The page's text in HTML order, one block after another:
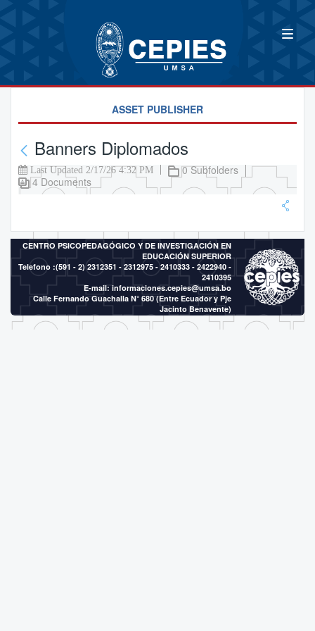
ASSET PUBLISHER
Banners Diplomados
Last Updated 2/17/26 4:32 PM
0 Subfolders
4 Documents
CENTRO PSICOPEDAGÓGICO Y DE INVESTIGACIÓN EN
EDUCACIÓN SUPERIOR
Telefono :(591 - 2) 2312351 - 2312975 - 2410333 - 2422940 -
2410395
E-mail: informaciones.cepies@umsa.bo
Calle Fernando Guachalla N° 680 (Entre Ecuador y Pje
Jacinto Benavente)